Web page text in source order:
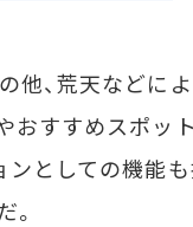
、荒天などに
すすめスポッ
としての機能
。